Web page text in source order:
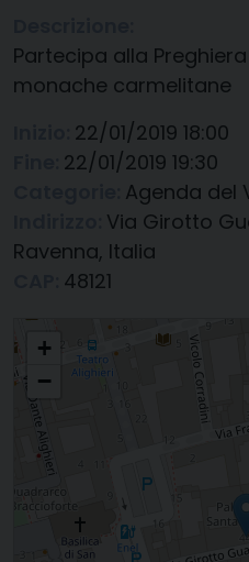
Partecipa alla
monache carmelitane
22/01/2019 18:00
22/01/2019 19:30
Agenda del
Via Girotto
Ravenna, Italia
48121
Partecipa alla Preghiera Ecumenica
+
−